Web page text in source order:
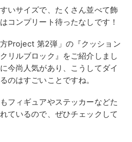
いサイズで、たくさん並べて飾
コンプリート待ったなしです！
Project 第2弾」の『クッション
リルブロック』をご紹介しまし
今尚人気があり、こうしてダイ
のはすごいことですね。
フィギュアやステッカーなどた
ているので、ぜひチェックして